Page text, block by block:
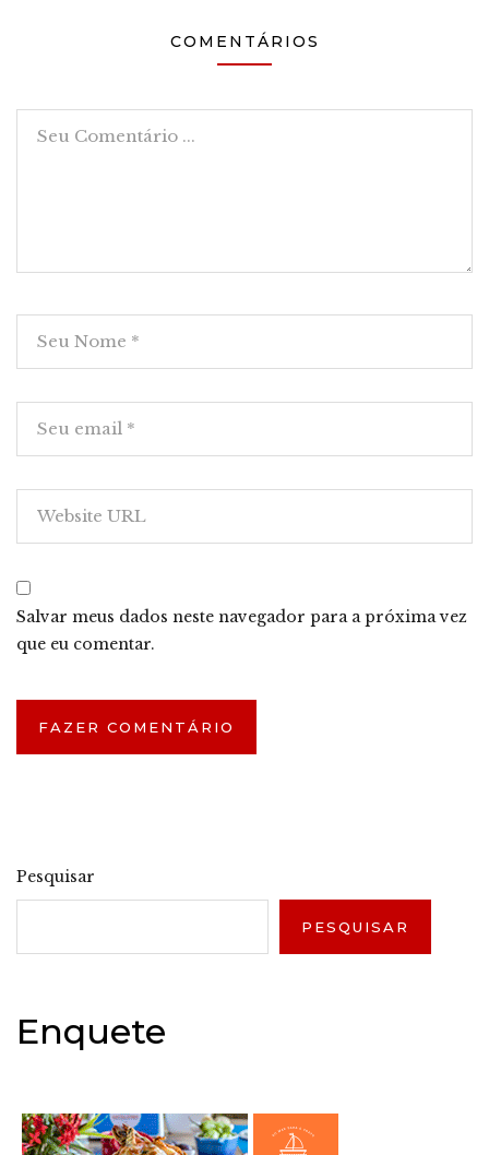
COMENTÁRIOS
Salvar meus dados neste navegador para a próxima vez
que eu comentar.
Pesquisar
PESQUISAR
Enquete